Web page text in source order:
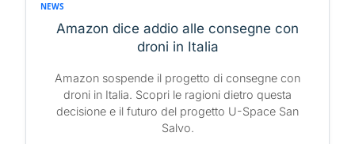
NEWS
Amazon dice addio alle consegne con
droni in Italia
Amazon sospende il progetto di consegne con
droni in Italia. Scopri le ragioni dietro questa
decisione e il futuro del progetto U-Space San
Salvo.